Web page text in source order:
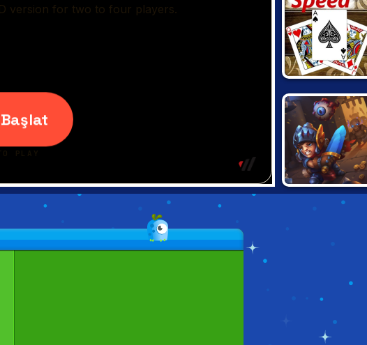
SPEED
CARDS KEEPER